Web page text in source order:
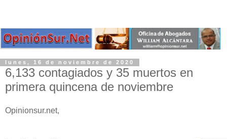
lunes, 16 de noviembre de 2020
6,133 contagiados y 35 muertos en
primera quincena de noviembre
Opinionsur.net,